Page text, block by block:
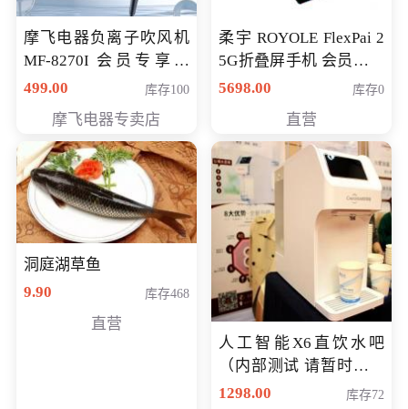
摩飞电器负离子吹风机
MF-8270I 会员专享价
369元
499.00 库存100
摩飞电器专卖店
柔宇 ROYOLE FlexPai 2
5G折叠屏手机 会员专享
购买价格 4998元
5698.00 库存0
直营
洞庭湖草鱼
9.90
库存468
直营
人工智能X6直饮水吧
（内部测试 请暂时不要
购买）
1298.00 库存72